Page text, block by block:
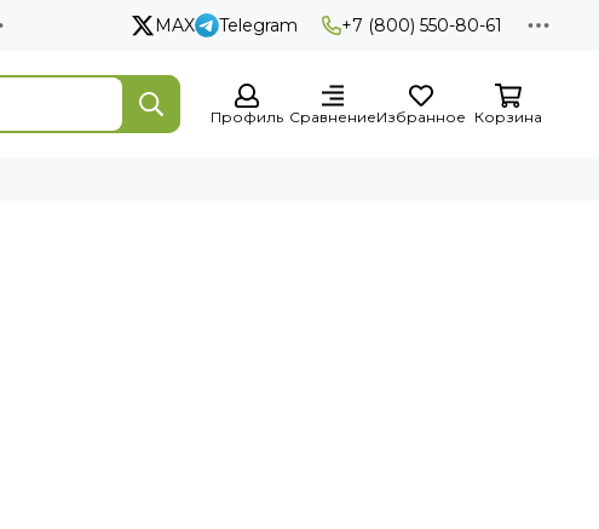
MAX Telegram +7 (800) 550-80-61
Профиль СравнениеИзбранное Корзина